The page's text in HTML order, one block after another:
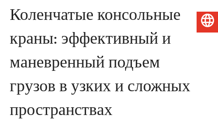
Коленчатые консольные
краны: эффективный и
маневренный подъем
грузов в узких и сложных
пространствах
Русский